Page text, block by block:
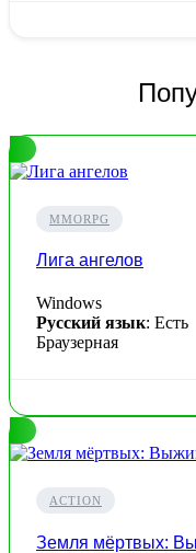
MMORPG
Лига ангелов
Windows
Русский язык: Есть
Браузерная
ACTION
Земля мёртвых: